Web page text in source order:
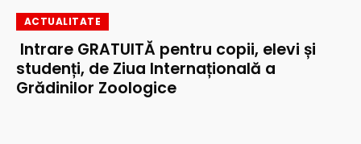
ACTUALITATE
Intrare GRATUITĂ pentru copii, elevi și
studenți, de Ziua Internațională a
Grădinilor Zoologice